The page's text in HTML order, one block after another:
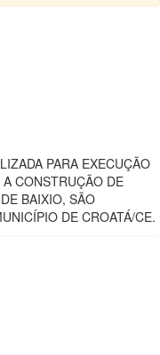
PARA EXECUÇÃO
CONSTRUÇÃO DE
BAIXIO, SÃO
DE CROATÁ/CE.